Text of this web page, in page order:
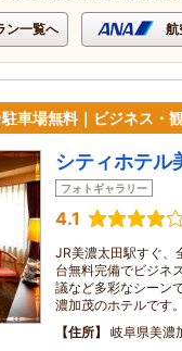
ン一覧へ 航
車場無料｜ビジネス・
シティホテル
フォトギャラリー
4.1
JR美濃太田駅すぐ、
台無料完備でビジネ
議など多彩なシーン
濃加茂のホテルです。
住所
岐阜県美濃